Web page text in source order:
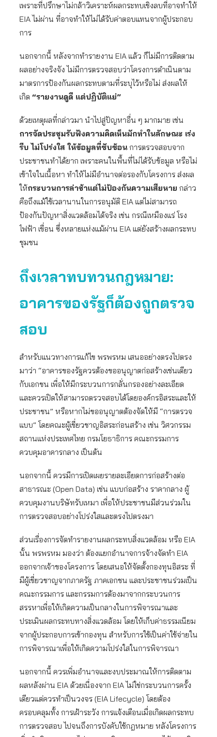
เพราะที่ปรึกษาไม่กล้าวิเคราะห์ผลกระทบเชิงลบที่อาจทำให้
EIA ไม่ผ่าน ที่อาจทำให้ไม่ได้รับค่าตอบแทนจากผู้ประกอบ
การ
นอกจากนี้ หลังจากทำรายงาน EIA แล้ว ก็ไม่มีการติดตาม
ผลอย่างจริงจัง ไม่มีการตรวจสอบว่าโครงการดำเนินตาม
มาตรการป้องกันผลกระทบตามที่ระบุไว้หรือไม่ ส่งผลให้
เกิด “รายงานดูดี แต่ปฏิบัติแย่”
ด้วยเหตุผลที่กล่าวมา นำไปสู่ปัญหาอื่น ๆ มากมาย เช่น
การจัดประชุมรับฟังความคิดเห็นมักทำในลักษณะ เร่ง
รีบ ไม่โปร่งใส ให้ข้อมูลที่ซับซ้อน การตรวจสอบจาก
ประชาชนทำได้ยาก เพราะคนในพื้นที่ไม่ได้รับข้อมูล หรือไม่
เข้าใจในเนื้อหา ทำให้ไม่มีอำนาจต่อรองกับโครงการ ส่งผล
ให้กระบวนการล่าช้าแต่ไม่ป้องกันความเสียหาย กล่าว
คือถึงแม้ใช้เวลานานในการอนุมัติ EIA แต่ไม่สามารถ
ป้องกันปัญหาสิ่งแวดล้อมได้จริง เช่น กรณีเหมืองแร่ โรง
ไฟฟ้า เขื่อน ซึ่งหลายแห่งแม้ผ่าน EIA แต่ยังสร้างผลกระทบ
ชุมชน
ถึงเวลาทบทวนกฎหมาย:
อาคารของรัฐก็ต้องถูกตรวจ
สอบ
สำหรับแนวทางการแก้ไข พรพรหม เสนออย่างตรงไปตรง
มาว่า “อาคารของรัฐควรต้องขออนุญาตก่อสร้างเช่นเดียว
กับเอกชน เพื่อให้มีกระบวนการกลั่นกรองอย่างละเอียด
และควรเปิดให้สามารถตรวจสอบได้โดยองค์กรอิสระและให้
ประชาชน” หรือหากไม่ขออนุญาตต้องจัดให้มี “การตรวจ
แบบ” โดยคณะผู้เชี่ยวชาญอิสระก่อนสร้าง เช่น วิศวกรรม
สถานแห่งประเทศไทย กรมโยธาธิการ คณะกรรมการ
ควบคุมอาคารกลาง เป็นต้น
นอกจากนี้ ควรมีการเปิดเผยรายละเอียดการก่อสร้างต่อ
สาธารณะ (Open Data) เช่น แบบก่อสร้าง ราคากลาง ผู้
ควบคุมงานบริษัทรับเหมา เพื่อให้ประชาชนมีส่วนร่วมใน
การตรวจสอบอย่างโปร่งใสและตรงไปตรงมา
ส่วนเรื่องการจัดทำรายงานผลกระทบสิ่งแวดล้อม หรือ EIA
นั้น พรพรหม มองว่า ต้องแยกอำนาจการจ้างจัดทำ EIA
ออกจากเจ้าของโครงการ โดยเสนอให้จัดตั้งกองทุนอิสระ ที่
มีผู้เชี่ยวชาญจากภาครัฐ ภาคเอกชน และประชาชนร่วมเป็น
คณะกรรมการ และกรรมการต้องมาจากกระบวนการ
สรรหาเพื่อให้เกิดความเป็นกลางในการพิจารณาและ
ประเมินผลกระทบทางสิ่งแวดล้อม โดยให้เก็บค่าธรรมเนียม
จากผู้ประกอบการเข้ากองทุน สำหรับการใช้เป็นค่าใช้จ่ายใน
การพิจารณาเพื่อให้เกิดความโปร่งใสในการพิจารณา
นอกจากนี้ ควรเพิ่มอำนาจและงบประมาณให้การติดตาม
ผลหลังผ่าน EIA ด้วยเนื่องจาก EIA ไม่ใช่กระบวนการครั้ง
เดียวแต่ควรทำเป็นวงจร (EIA Lifecycle) โดยต้อง
ครอบคลุมทั้ง การเฝ้าระวัง การแจ้งเตือนเมื่อเกิดผลกระทบ
การตรวจสอบ ไปจนถึงการบังคับใช้กฎหมาย หลังโครงการ